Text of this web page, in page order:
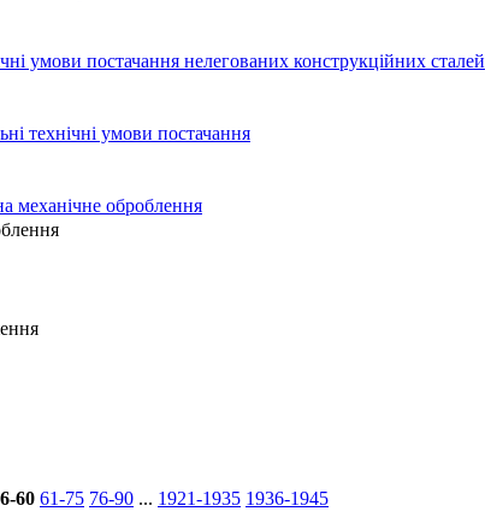
умови постачання нелегованих конструкційних сталей
технічні умови постачання
механічне оброблення
60 61-75 76-90 ... 1921-1935 1936-1945